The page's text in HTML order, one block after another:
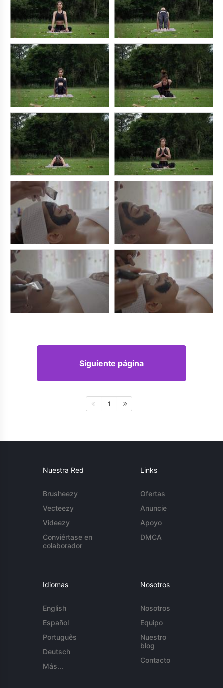
Siguiente página
1
Nuestra Red
Brusheezy
Vecteezy
Videezy
Conviértase en
colaborador
Links
Ofertas
Anuncie
Apoyo
DMCA
Idiomas
English
Español
Português
Deutsch
Más...
Nosotros
Nosotros
Equipo
Nuestro
blog
Contacto